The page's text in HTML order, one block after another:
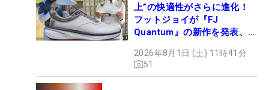
上”の快適性がさらに進化！
フットジョイが『FJ
Quantum』の新作を発表、8
2026年8月1日 (土) 11時41分
51